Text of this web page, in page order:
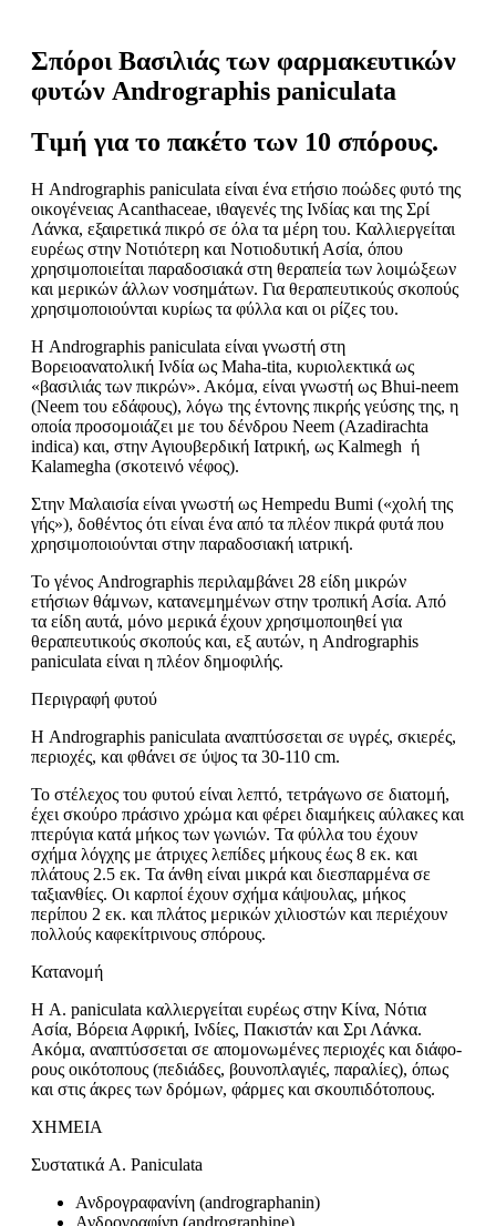
Σπόροι Βασιλιάς των φαρμακευτικών
φυτών Andrographis paniculata
Τιμή για το πακέτο των 10 σπόρους.
Η Andrographis paniculata είναι ένα ετήσιο ποώδες φυτό της
οικογέ­νειας Acanthaceae, ιθαγενές της Ινδίας και της Σρί
Λάνκα, εξαιρε­τικά πικρό σε όλα τα μέρη του. Καλλιεργείται
ευρέως στην Νοτιό­τερη και Νοτιοδυτική Ασία, όπου
χρησιμοποιείται παραδοσιακά στη θεραπεία των λοιμώξεων
και μερικών άλλων νοσημάτων. Για θεραπευτικούς σκοπούς
χρησιμοποιούνται κυρίως τα φύλλα και οι ρίζες του.
Η Andrographis paniculata είναι γνωστή στη
Βορειοανατολική Ινδία ως Maha-tita, κυριολεκτικά ως
«βασιλιάς των πικρών». Ακόμα, εί­ναι γνωστή ως Bhui-neem
(Νeem του εδάφους), λόγω της έντονης πικρής γεύσης της, η
οποία προσομοιάζει με του δένδρου Neem (Azadirachta
indica) και, στην Αγιουβερδική Ιατρική, ως Kalmegh ή
Kalamegha (σκοτεινό νέφος).
Στην Μαλαισία είναι γνωστή ως Hempedu Bumi («χολή της
γής»), δο­θέντος ότι είναι ένα από τα πλέον πικρά φυτά που
χρησιμοποιού­νται στην παραδοσιακή ιατρική.
Το γένος Andrographis περιλαμβάνει 28 είδη μικρών
ετήσιων θάμνων, κατανεμημένων στην τροπική Ασία. Από
τα είδη αυτά, μόνο μερικά έχουν χρησιμοποιηθεί για
θεραπευτικούς σκοπούς και, εξ αυτών, η Andrographis
paniculata είναι η πλέον δημοφιλής.
Περιγραφή φυτού
Η Andrographis paniculata αναπτύσσεται σε υγρές, σκιερές,
περιοχές, και φθάνει σε ύψος τα 30-110 cm.
Το στέλεχος του φυτού είναι λεπτό, τετράγωνο σε διατομή,
έχει σκο­ύρο πράσινο χρώμα και φέρει διαμήκεις αύλακες και
πτερύγια κατά μήκος των γωνιών. Τα φύλλα του έχουν
σχήμα λόγχης με άτριχες λεπίδες μήκους έως 8 εκ. και
πλάτους 2.5 εκ. Τα άνθη είναι μικρά και διεσπαρμένα σε
ταξιανθίες. Οι καρποί έχουν σχήμα κάψουλας, μήκος
περίπου 2 εκ. και πλάτος μερικών χιλιοσ­τών και περιέχουν
πολλούς καφεκίτρινους σπόρους.
Κατανομή
Η A. paniculata καλλιεργείται ευρέως στην Κίνα, Νότια
Ασία, Βόρεια Αφρική, Ινδίες, Πακιστάν και Σρι Λάνκα.
Ακόμα, αναπτύσσεται σε απομονωμένες περιοχές και διάφο­
ρους οικότοπους (πεδιάδες, βουνοπλαγιές, παραλίες), όπως
και στις άκρες των δρόμων, φάρμες και σκουπιδότοπους.
ΧΗΜΕΙΑ
Συστατικά A. Paniculata
Ανδρογραφανίνη (andrographanin)